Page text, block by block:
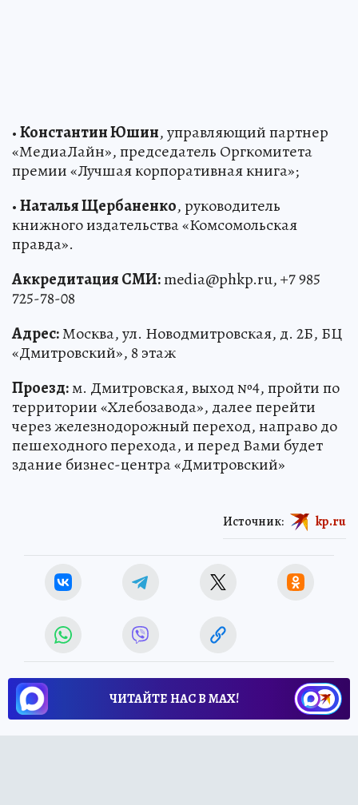
•Константин Юшин, управляющий партнер
«МедиаЛайн», председатель Оргкомитета
премии «Лучшая корпоративная книга»;
•Наталья Щербаненко, руководитель
книжного издательства «Комсомольская
правда».
Аккредитация СМИ:media@phkp.ru, +7 985
725-78-08
Адрес:Москва, ул. Новодмитровская, д. 2Б, БЦ
«Дмитровский», 8 этаж
Проезд:м. Дмитровская, выход №4, пройти по
территории «Хлебозавода», далее перейти
через железнодорожный переход, направо до
пешеходного перехода, и перед Вами будет
здание бизнес-центра «Дмитровский»
Источник: kp.ru
ЧИТАЙТЕ НАС В МАХ!